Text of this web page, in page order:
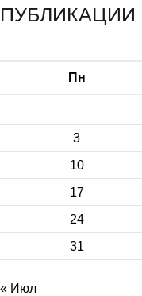
ПУБЛИКАЦИИ
Пн
3
10
17
24
31
« Июл